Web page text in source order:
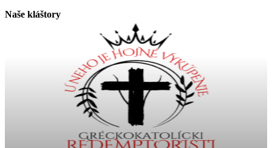
Naše kláštory